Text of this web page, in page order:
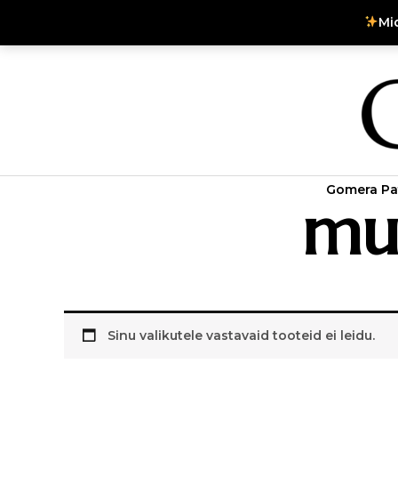
content
Gomera
Sinu valikutele vastavaid tooteid ei leidu.
Instagram
Facebook